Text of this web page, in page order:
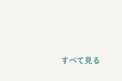
すべて見る